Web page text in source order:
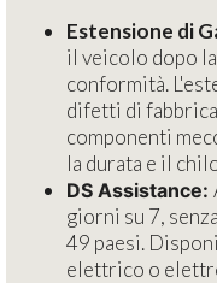
Estensione di
il veicolo dopo
conformità.
difetti di
componenti
la durata e il
DS Assistance:
giorni su 7,
49 paesi.
elettrico o